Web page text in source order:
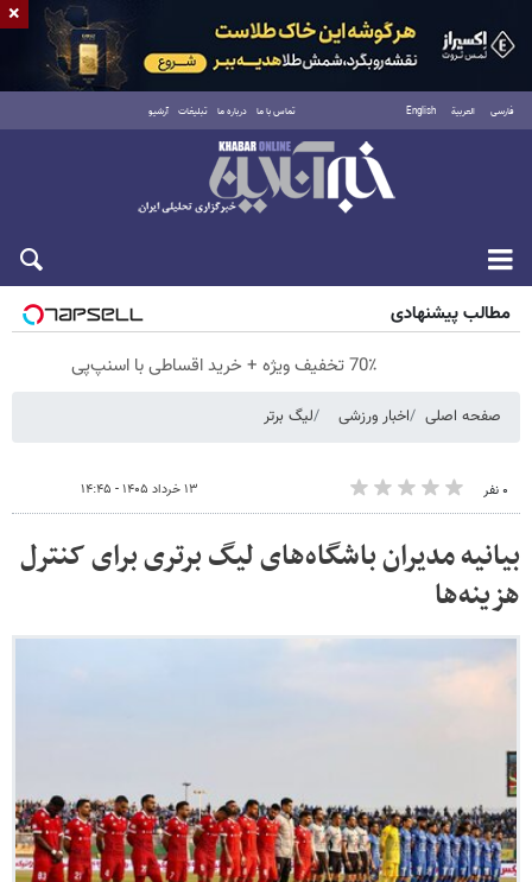
فارسی العربية English تماس با ما درباره ما تبلیغات آرشیو
پنجشنبه ۱۵ مرداد ۱۴۰۵
مطالب پیشنهادی
70٪ تخفیف ویژه + خرید اقساطی با اسنپ‌پی
صفحه اصلی اخبار ورزشی لیگ برتر
۰ نفر ۱۳ خرداد ۱۴۰۵ - ۱۴:۴۵
بیانیه مدیران باشگاه‌های لیگ برتری برای کنترل
هزینه‌ها
×